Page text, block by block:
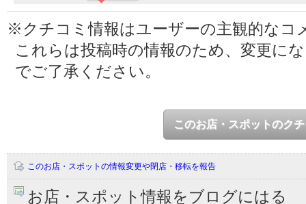
※クチコミ情報はユーザーの主観的なコ
これらは投稿時の情報のため、変更に
でご了承ください。
このお店・スポットのク
このお店・スポットの情報変更や閉店・移転を報告
お店・スポット情報をブログにはる